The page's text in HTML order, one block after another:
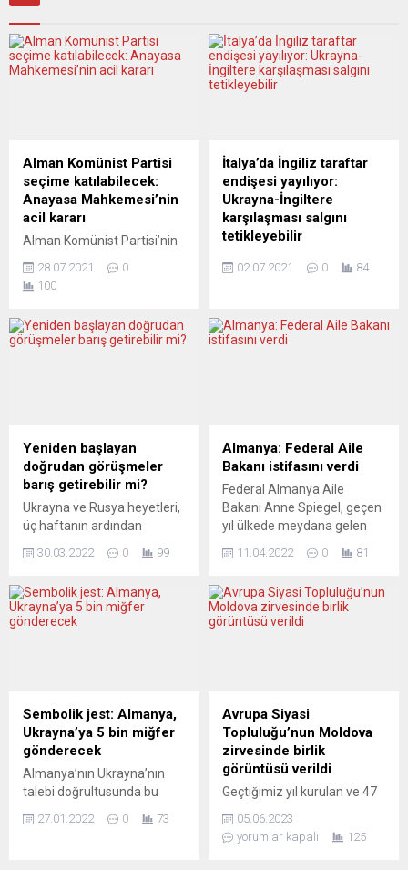
Alman Komünist Partisi
seçime katılabilecek:
Anayasa Mahkemesi’nin
acil kararı
Alman Komünist Partisi’nin
seçimlere katılamayacağını
bildiren Federal Seçim
Federal Anayasa
Mahkemesi tarafından iptal
Anayasa Mahkemesi,
1968’de kurulan Alman
Komünist Partisi’nin (DKP)
26 Eylül’deki genel
seçimlere katılmasının
önünde hukuki bir engel
bulunmadığını bildirdi....
28.07.2021
0
100
İtalya’da İngiliz taraftar
endişesi yayılıyor:
Ukrayna-İngiltere
karşılaşması salgını
tetikleyebilir
Şampiyonası’na (EURO
yarın Ukrayna ile İngiltere
ihtimali, İtalyan hükümetini
yeni önlemler almaya
“Delta varyantı” nedeniyle
vakaların son dönemde
hızla arttığı İngiltere’den çok
sayıda taraftarın,...
02.07.2021 0 84
Yeniden başlayan
doğrudan görüşmeler
barış getirebilir mi?
Ukrayna ve Rusya heyetleri,
üç haftanın ardından
bulunmak için yeniden bir
kuşatma altındaki şehirlerde
insani koşulların
hazır görünüyor. Kimi
yorumcular bu müzakereler
neticesinde hızlı bir
ateşkese varılma ihtimalini
tartışırken, kimileri de
Ukrayna’ya hiç...
30.03.2022 0 99
Almanya: Federal Aile
Bakanı istifasını verdi
Federal Almanya Aile
Bakanı Anne Spiegel, geçen
yıl ülkede meydana gelen
gittiğinin ortaya çıkması
baskılar sonrası görevi
bıraktı. Yeşil politikacı
makama zarar gelmesini
önlemek için yapıyorum”
ifadesini kullandığı öğrenildi.
Yeşiller...
11.04.2022 0 81
Sembolik jest: Almanya,
Ukrayna’ya 5 bin miğfer
gönderecek
Almanya’nın Ukrayna’nın
talebi doğrultusunda bu
göndereceği bildirildi. Bu
27.01.2022 0 73
Avrupa Siyasi
Topluluğu’nun Moldova
zirvesinde birlik
görüntüsü verildi
Geçtiğimiz yıl kurulan ve 47
Siyasi Topluluğu’nun ikinci
zirvesinde, nasıl bir profil
05.06.2023
yorumlar kapalı
125